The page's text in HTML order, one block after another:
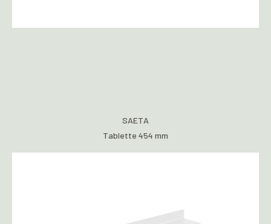
SAETA
Tablette 454 mm